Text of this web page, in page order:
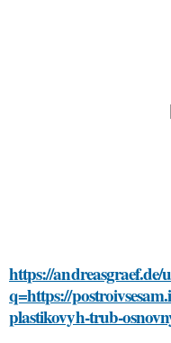
https://andreasgraef.de/
q=https://
plastikovyh-trub-